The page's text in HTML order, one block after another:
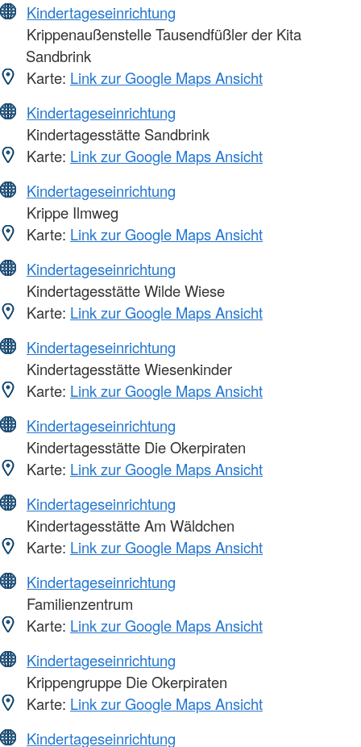
Kindertageseinrichtung
Krippenaußenstelle Tausendfüßler der Kita
Sandbrink
Karte: Link zur Google Maps Ansicht
Kindertageseinrichtung
Kindertagesstätte Sandbrink
Karte: Link zur Google Maps Ansicht
Kindertageseinrichtung
Krippe Ilmweg
Karte: Link zur Google Maps Ansicht
Kindertageseinrichtung
Kindertagesstätte Wilde Wiese
Karte: Link zur Google Maps Ansicht
Kindertageseinrichtung
Kindertagesstätte Wiesenkinder
Karte: Link zur Google Maps Ansicht
Kindertageseinrichtung
Kindertagesstätte Die Okerpiraten
Karte: Link zur Google Maps Ansicht
Kindertageseinrichtung
Kindertagesstätte Am Wäldchen
Karte: Link zur Google Maps Ansicht
Kindertageseinrichtung
Familienzentrum
Karte: Link zur Google Maps Ansicht
Kindertageseinrichtung
Krippengruppe Die Okerpiraten
Karte: Link zur Google Maps Ansicht
Kindertageseinrichtung